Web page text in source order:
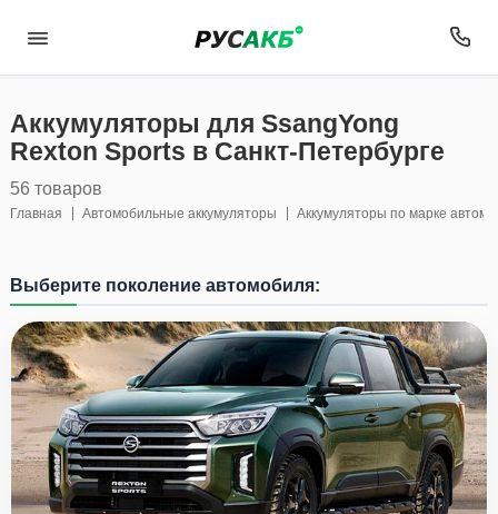
Аккумуляторы для SsangYong
Rexton Sports в Санкт-Петербурге
56 товаров
Главная Автомобильные аккумуляторы Аккумуляторы по марке
Выберите поколение автомобиля: